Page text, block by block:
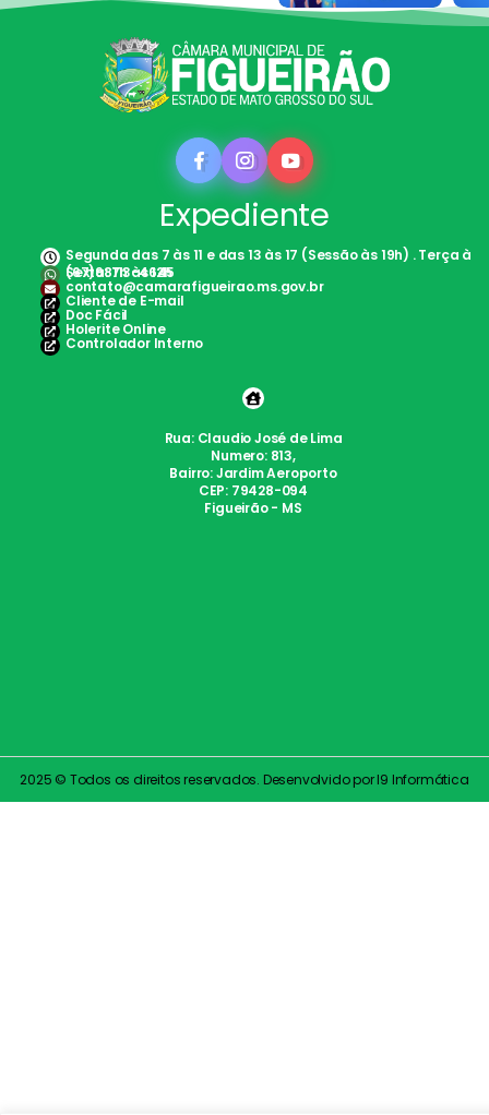
Expediente
Segunda das 7 às 11 e das 13 às 17 (Sessão às 19h) . Terça à
Sexta: 7h às 12h
(67)98113-4645
contato@camarafigueirao.ms.gov.br
Cliente de E-mail
Doc Fácil
Holerite Online
Controlador Interno
Rua: Claudio José de Lima
Numero: 813,
Bairro: Jardim Aeroporto
CEP: 79428-094
Figueirão - MS
2025 © Todos os direitos reservados. Desenvolvido por I9 Informática